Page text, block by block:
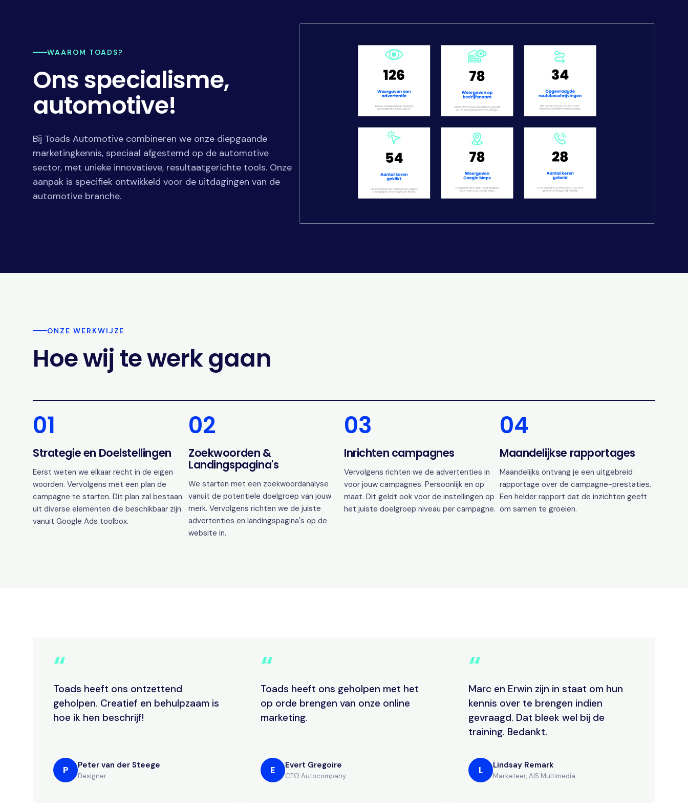
WAAROM TOADS?
Ons specialisme,
automotive!
Bij Toads Automotive combineren we onze diepgaande
marketingkennis, speciaal afgestemd op de automotive
sector, met unieke innovatieve, resultaatgerichte tools. Onze
aanpak is specifiek ontwikkeld voor de uitdagingen van de
automotive branche.
ONZE WERKWIJZE
Hoe wij te werk gaan
01
Strategie en Doelstellingen
Eerst weten we elkaar recht in de eigen
woorden. Vervolgens met een plan de
campagne te starten. Dit plan zal bestaan
uit diverse elementen die beschikbaar zijn
vanuit Google Ads toolbox.
02
Zoekwoorden &
Landingspagina's
We starten met een zoekwoordanalyse
vanuit de potentiele doelgroep van jouw
merk. Vervolgens richten we de juiste
advertenties en landingspagina's op de
website in.
03
Inrichten campagnes
Vervolgens richten we de advertenties in
voor jouw campagnes. Persoonlijk en op
maat. Dit geldt ook voor de instellingen op
het juiste doelgroep niveau per campagne.
04
Maandelijkse rapportages
Maandelijks ontvang je een uitgebreid
rapportage over de campagne-prestaties.
Een helder rapport dat de inzichten geeft
om samen te groeien.
“
Toads heeft ons ontzettend
geholpen. Creatief en behulpzaam is
hoe ik hen beschrijf!
P Peter van der Steege
Designer
“
Toads heeft ons geholpen met het
op orde brengen van onze online
marketing.
E Evert Gregoire
CEO Autocompany
“
Marc en Erwin zijn in staat om hun
kennis over te brengen indien
gevraagd. Dat bleek wel bij de
training. Bedankt.
L Lindsay Remark
Marketeer, AIS Multimedia